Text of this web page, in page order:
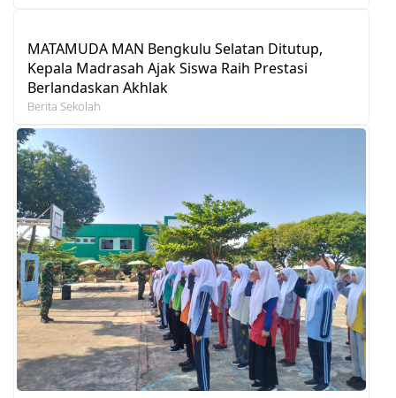
MATAMUDA MAN Bengkulu Selatan Ditutup,
Kepala Madrasah Ajak Siswa Raih Prestasi
Berlandaskan Akhlak
Berita Sekolah